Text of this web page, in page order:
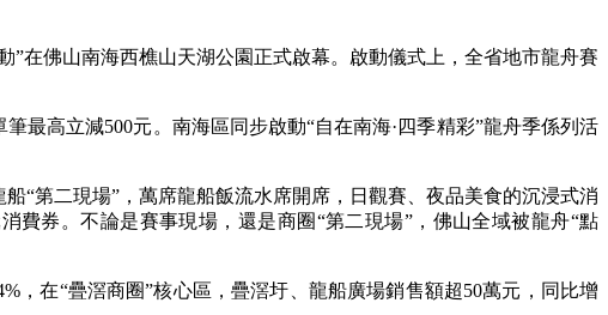
佛山南海西樵山天湖公園正式啟幕。啟動儀式上，全省地市龍舟賽
高立減500元。南海區同步啟動“自在南海·四季精彩”龍舟季係列活
第二現場”，萬席龍船飯流水席開席，日觀賽、夜品美食的沉浸式消
費券。不論是賽事現場，還是商圈“第二現場”，佛山全域被龍舟“點
在“疊滘商圈”核心區，疊滘圩、龍船廣場銷售額超50萬元，同比增